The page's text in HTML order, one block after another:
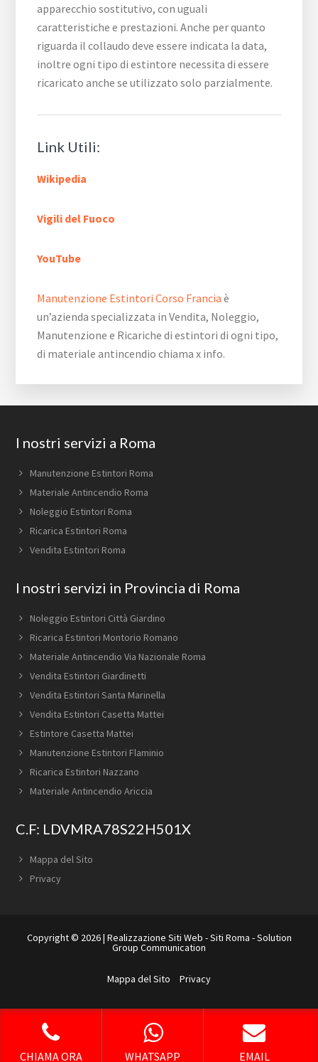
apparecchio sostitutivo, con uguali
caratteristiche e prestazioni. Anche per quanto
riguarda il collaudo deve essere indicata la data,
inoltre ogni tipo di estintore necessita di essere
ricaricato anche se utilizzato solo parzialmente.
Link Utili:
Wikipedia
Vigili del Fuoco
YouTube
Manutenzione Estintori Corso Francia è
un’azienda specializzata in Vendita, Noleggio,
Manutenzione e Ricariche di estintori di ogni tipo,
di materiale antincendio chiama x info.
Footer
I nostri servizi a Roma
Manutenzione Estintori Roma
Materiale Antincendio Roma
Noleggio Estintori Roma
Ricarica Estintori Roma
Vendita Estintori Roma
I nostri servizi in Provincia di Roma
Noleggio Estintori Città Giardino
Ricarica Estintori Montorio Romano
Materiale Antincendio Via Nazionale Roma
Vendita Estintori Giardinetti
Vendita Estintori Santa Marinella
Vendita Estintori Casetta Mattei
Estintore Casetta Mattei
Manutenzione Estintori Flaminio
Ricarica Estintori Nazzano
Materiale Antincendio Ariccia
C.F: LDVMRA78S22H501X
Mappa del Sito
Privacy
Copyright © 2026 | Realizzazione Siti Web -Siti Roma -Solution
Group Communication
Mappa del Sito Privacy
CHIAMA ORA WHATSAPP EMAIL